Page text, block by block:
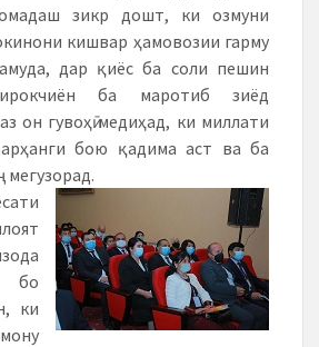
зикр дошт, ки озмуни
кишвар ҳамовозии гарму
дар қиёс ба соли пешин
ба маротиб зиёд
он гувоҳӣ медиҳад, ки миллати
бою қадима аст ва ба
мегузорад.
бо
ки